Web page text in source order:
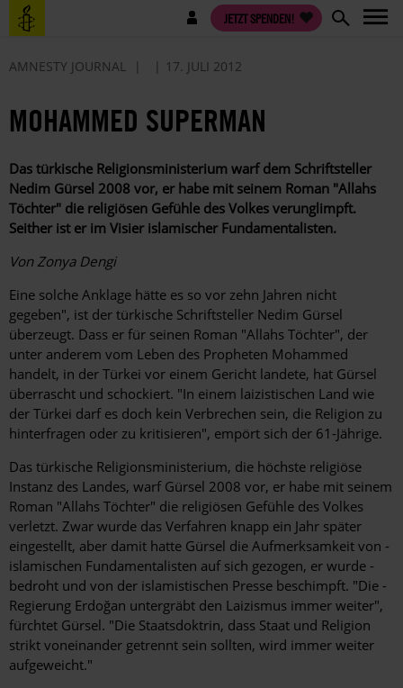
Direkt
zum
Benutzermenü JETZT SPENDEN!
AMNESTY JOURNAL 17. JULI 2012
MOHAMMED ­SUPERMAN
Das türkische Religionsministerium warf dem ­Schriftsteller
Nedim Gürsel 2008 vor, er habe mit ­seinem Roman "Allahs
Töchter" die religiösen ­Gefühle des Volkes verunglimpft.
Seither ist er im ­Visier islamischer Fundamentalisten.
Von Zonya Dengi
Eine solche Anklage hätte es so vor zehn Jahren nicht
gegeben", ist der türkische Schriftsteller Nedim Gürsel
überzeugt. Dass er für seinen Roman "Allahs Töchter", der
unter anderem vom Leben des Propheten Mohammed
handelt, in der Türkei vor einem Gericht landete, hat Gürsel
überrascht und schockiert. "In einem laizistischen Land wie
der Türkei darf es doch kein Verbrechen sein, die Religion zu
hinterfragen oder zu kritisieren", empört sich der 61-Jährige.
Das türkische Religionsministerium, die höchste religiöse
Instanz des Landes, warf Gürsel 2008 vor, er habe mit seinem
Roman "Allahs Töchter" die religiösen Gefühle des Volkes
verletzt. Zwar wurde das Verfahren knapp ein Jahr später
eingestellt, aber damit hatte Gürsel die Aufmerksamkeit von ­
islamischen Fundamentalisten auf sich gezogen, er wurde ­
bedroht und von der islamistischen Presse beschimpft. "Die ­
Regierung Erdoğan untergräbt den Laizismus immer weiter",
fürchtet Gürsel. "Die Staatsdoktrin, dass Staat und Religion
strikt voneinander getrennt sein sollten, wird immer weiter
aufgeweicht."